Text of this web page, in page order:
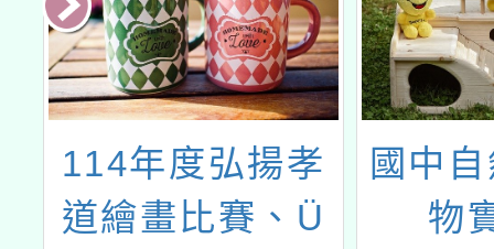
114年度弘揚孝
道繪畫比賽、Ü
國中
物